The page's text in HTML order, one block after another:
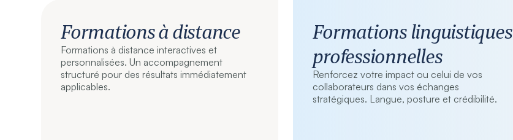
Formations à distance
Formations à distance interactives et
personnalisées. Un accompagnement
structuré pour des résultats immédiatement
applicables.
Formations linguistiques
professionnelles
Renforcez votre impact ou celui de vos
collaborateurs dans vos échanges
stratégiques. Langue, posture et crédibilité.